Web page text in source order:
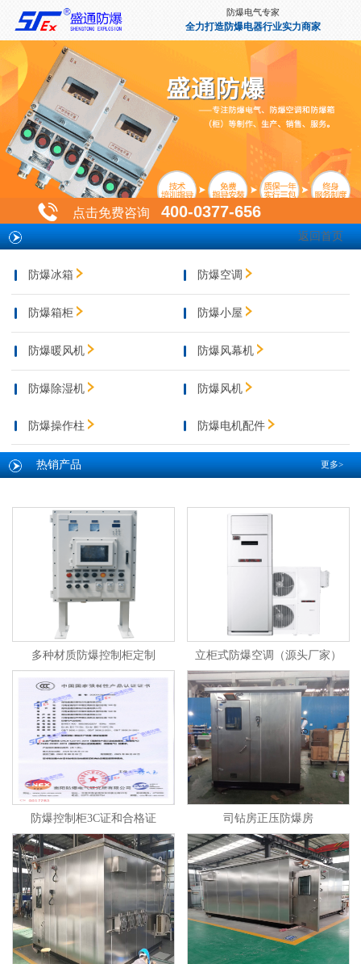
防爆电气专家
全力打造防爆电器行业实力商家
点击免费咨询 400-0377-656
返回首页
防爆冰箱 防爆空调
防爆箱柜 防爆小屋
防爆暖风机 防爆风幕机
防爆除湿机 防爆风机
防爆操作柱 防爆电机配件
更多>
热销产品
多种材质防爆控制柜定制 立柜式防爆空调（源头厂家）
防爆控制柜3C证和合格证 司钻房正压防爆房